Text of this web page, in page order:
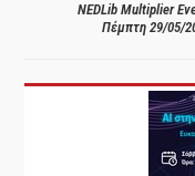
NEDLib Multiplier
Πέμπτη 29/05/